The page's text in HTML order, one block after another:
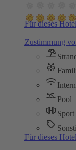
Für dieses
Zustimmung
Pool
Sport
Für dieses